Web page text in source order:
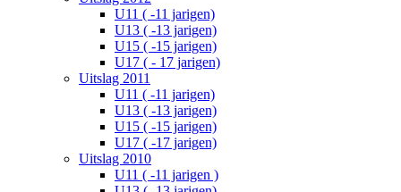
U11 ( -11 jarigen)
U13 ( -13 jarigen)
U15 ( -15 jarigen)
U17 ( - 17 jarigen)
Uitslag 2011
U11 ( -11 jarigen)
U13 ( -13 jarigen)
U15 ( -15 jarigen)
U17 ( -17 jarigen)
Uitslag 2010
U11 ( -11 jarigen )